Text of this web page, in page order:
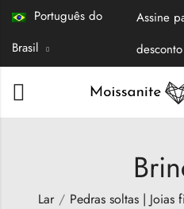
Português do
Brasil
Assine
Lar Pedras soltas | Joias